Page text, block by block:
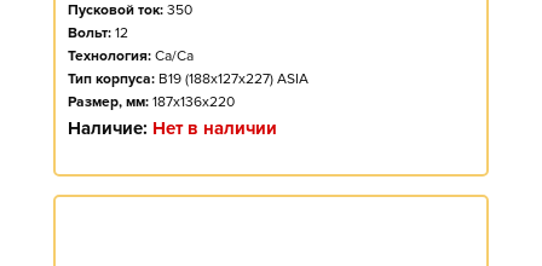
Пусковой ток: 350
Вольт: 12
Технология: Ca/Ca
Тип корпуса: B19 (188x127x227) ASIA
Размер, мм: 187x136x220
Наличие: Нет в наличии